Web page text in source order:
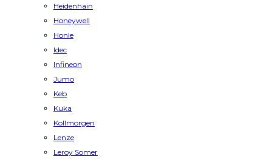
Heidenhain
Honeywell
Honle
Idec
Infineon
Jumo
Keb
Kuka
Kollmorgen
Lenze
Leroy Somer